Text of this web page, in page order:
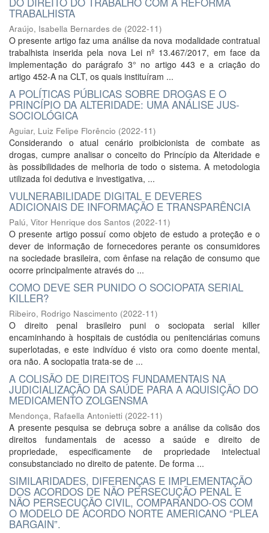
TRABALHISTA
Araújo, Isabella Bernardes de (2022-11)
O presente artigo faz uma análise da nova modalidade contratual
trabalhista inserida pela nova Lei nº 13.467/2017, em face da
implementação do parágrafo 3° no artigo 443 e a criação do
artigo 452-A na CLT, os quais instituíram ...
A POLÍTICAS PÚBLICAS SOBRE DROGAS E O
PRINCÍPIO DA ALTERIDADE: UMA ANÁLISE JUS-
SOCIOLÓGICA
Aguiar, Luiz Felipe Florêncio (2022-11)
Considerando o atual cenário proibicionista de combate as
drogas, cumpre analisar o conceito do Princípio da Alteridade e
às possibilidades de melhoria de todo o sistema. A metodologia
utilizada foi dedutiva e investigativa, ...
VULNERABILIDADE DIGITAL E DEVERES
ADICIONAIS DE INFORMAÇÃO E TRANSPARÊNCIA
Palú, Vitor Henrique dos Santos (2022-11)
O presente artigo possuí como objeto de estudo a proteção e o
dever de informação de fornecedores perante os consumidores
na sociedade brasileira, com ênfase na relação de consumo que
ocorre principalmente através do ...
COMO DEVE SER PUNIDO O SOCIOPATA SERIAL
KILLER?
Ribeiro, Rodrigo Nascimento (2022-11)
O direito penal brasileiro puni o sociopata serial killer
encaminhando à hospitais de custódia ou penitenciárias comuns
superlotadas, e este indivíduo é visto ora como doente mental,
ora não. A sociopatia trata-se de ...
A COLISÃO DE DIREITOS FUNDAMENTAIS NA
JUDICIALIZAÇÃO DA SAÚDE PARA A AQUISIÇÃO DO
MEDICAMENTO ZOLGENSMA
Mendonça, Rafaella Antonietti (2022-11)
A presente pesquisa se debruça sobre a análise da colisão dos
direitos fundamentais de acesso a saúde e direito de
propriedade, especificamente de propriedade intelectual
consubstanciado no direito de patente. De forma ...
SIMILARIDADES, DIFERENÇAS E IMPLEMENTAÇÃO
DOS ACORDOS DE NÃO PERSECUÇÃO PENAL E
NÃO PERSECUÇÃO CIVIL, COMPARANDO-OS COM
O MODELO DE ACORDO NORTE AMERICANO “PLEA
BARGAIN”.